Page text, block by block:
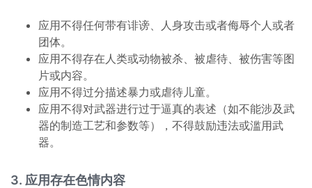
应用不得任何带有诽谤、人身攻击或者侮辱个人或者
团体。
应用不得存在人类或动物被杀、被虐待、被伤害等图
片或内容。
应用不得过分描述暴力或虐待儿童。
应用不得对武器进行过于逼真的表述（如不能涉及武
器的制造工艺和参数等），不得鼓励违法或滥用武
器。
3. 应用存在色情内容